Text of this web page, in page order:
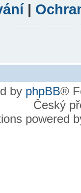
|
by phpBB®
Český
powered